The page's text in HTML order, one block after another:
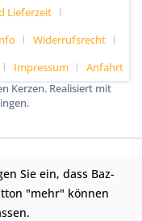
Lieferzeit
Widerrufsrecht
Impressum
Anfahrt
Kerzen. Realisiert mit
Sie ein, dass Baz-
"mehr" können